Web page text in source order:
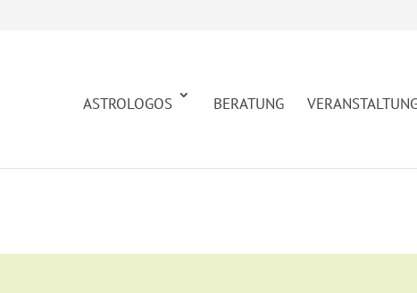
ASTROLOGOS BERATUNG